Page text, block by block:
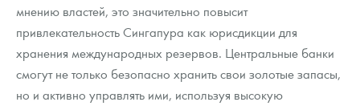
мнению властей, это значительно повысит
привлекательность Сингапура как юрисдикции для
хранения международных резервов. Центральные банки
смогут не только безопасно хранить свои золотые запасы,
но и активно управлять ими, используя высокую